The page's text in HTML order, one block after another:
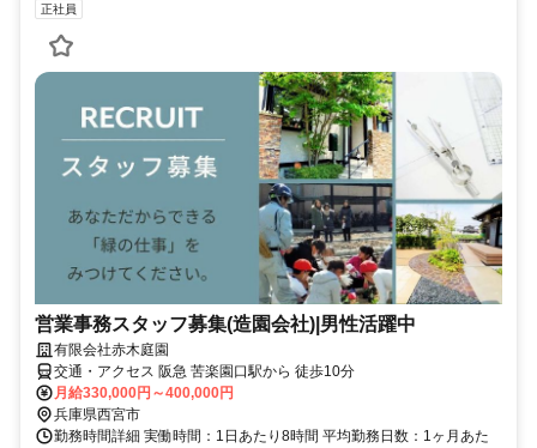
正社員
営業事務スタッフ募集(造園会社)|男性活躍中
有限会社赤木庭園
交通・アクセス 阪急 苦楽園口駅から 徒歩10分
月給330,000円～400,000円
兵庫県西宮市
勤務時間詳細 実働時間：1日あたり8時間 平均勤務日数：1ヶ月あた